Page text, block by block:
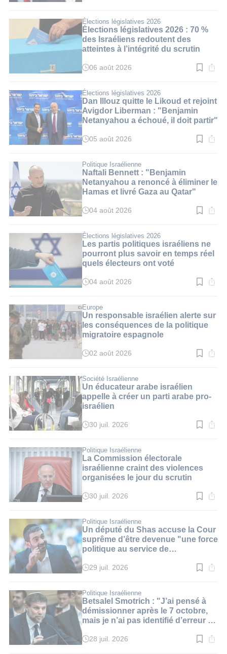
:
3
min.
Élections législatives 2026
Élections législatives 2026 : 70 %
des Israéliens redoutent des
atteintes à l’intégrité du scrutin
Temps
:
3
min.
06 août 2026
Élections législatives 2026
Dan Illouz quitte le Likoud et rejoint
Avigdor Liberman : "Benjamin
Netanyahou a échoué, il doit partir"
Temps
:
3
min.
05 août 2026
Politique Israélienne
Naftali Bennett : "Benjamin
Netanyahou a renoncé à éliminer le
Hamas et livré Gaza au Qatar"
Temps
:
4
min.
04 août 2026
Élections législatives 2026
Les partis politiques israéliens ne
pourront plus savoir en temps réel
quels électeurs ont voté
Temps
:
3
min.
04 août 2026
Europe
Un responsable israélien alerte sur
les conséquences de la politique
migratoire espagnole
Temps
:
4
min.
02 août 2026
Société Israélienne
Un éducateur arabe israélien
appelle à créer un parti arabe pro-
israélien
Temps
:
3
min.
30 juil. 2026
Politique Israélienne
La Commission électorale
israélienne craint des violences
organisées le jour du scrutin
Temps
:
3
min.
30 juil. 2026
Politique Israélienne
Un député du Shas accuse la Cour
suprême d’être devenue "une force
politique au service de
Temps
:
3
min.
29 juil. 2026
Politique Israélienne
Betsalel Smotrich : "J’ai pensé à
démissionner après le 7 octobre,
mais je n’ai pas identifié d’erreur de
Temps
28 juil. 2026